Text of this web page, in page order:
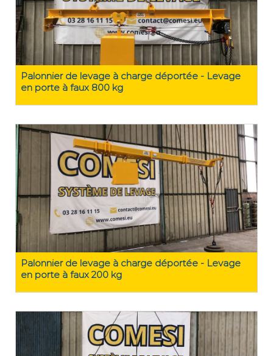
Palonnier de levage à charge déportée - Levage
en porte à faux 800 kg
Palonnier de levage à charge déportée - Levage
en porte à faux 200 kg